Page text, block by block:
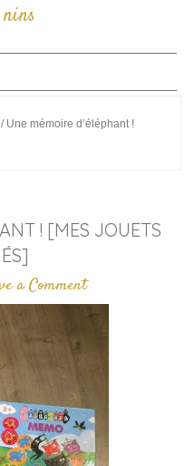
/Une mémoire d’éléphant !
! [MES JOUETS
a Comment